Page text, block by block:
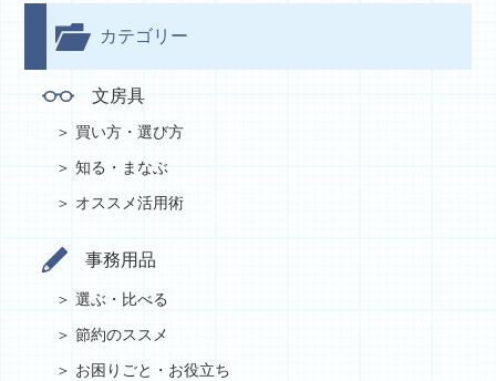
カテゴリー
文房具
買い方・選び方
知る・まなぶ
オススメ活用術
事務用品
選ぶ・比べる
節約のススメ
お困りごと・お役立ち